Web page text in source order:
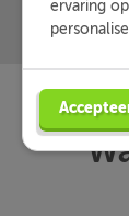
ervaring